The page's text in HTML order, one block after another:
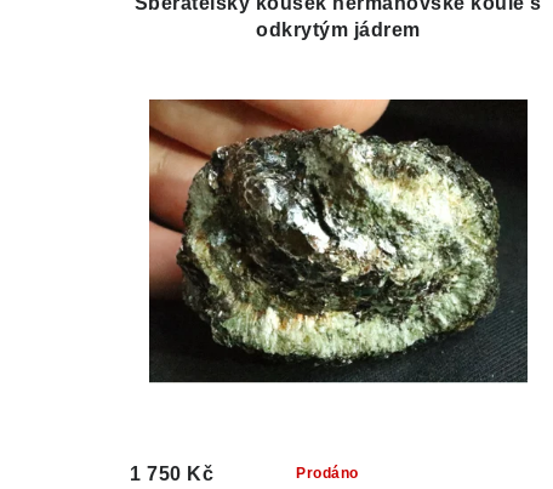
odkrytým jádrem
Prodáno
1 750 Kč